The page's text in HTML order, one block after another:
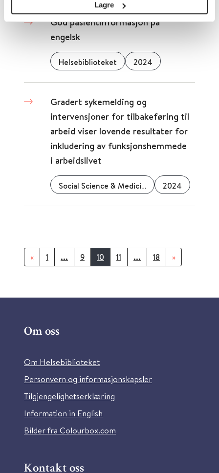
Lagre
God pasientinformasjon på
engelsk
Helsebiblioteket 2024
Gradert sykemelding og
intervensjoner for tilbakeføring til
arbeid viser lovende resultater for
inkludering av funksjonshemmede
i arbeidslivet
Social Science & Medicine 2024
« 1 ... 9 10 11 ... 18 »
Om oss
Om Helsebiblioteket
Personvern og informasjonskapsler
Tilgjengelighetserklæring
Information in English
Bilder fra Colourbox.com
Kontakt oss